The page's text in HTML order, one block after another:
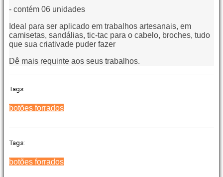
- contém 06 unidades
Ideal para ser aplicado em trabalhos artesanais, em
camisetas, sandálias, tic-tac para o cabelo, broches, tudo
que sua criativade puder fazer
Dê mais requinte aos seus trabalhos.
Tags:
botões forrados
Tags:
botões forrados